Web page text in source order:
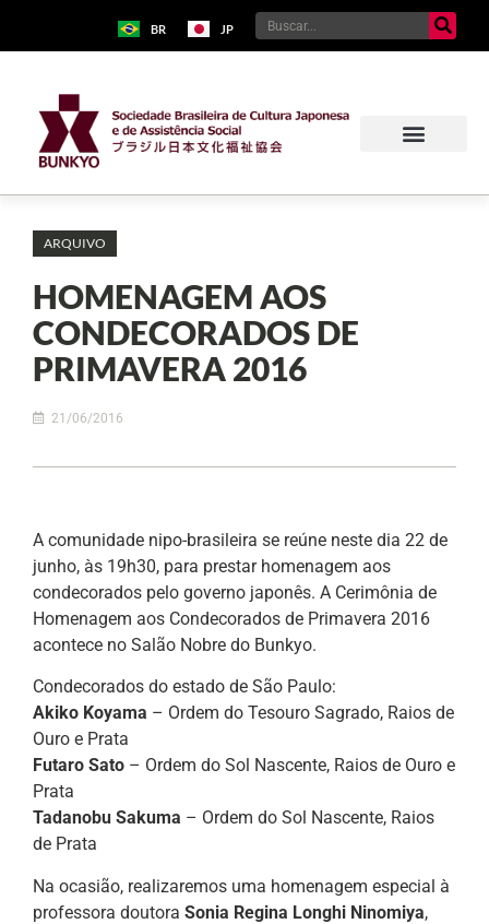
BR JP
ARQUIVO
HOMENAGEM AOS
CONDECORADOS DE
PRIMAVERA 2016
21/06/2016
A comunidade nipo-brasileira se reúne neste dia 22 de
junho, às 19h30, para prestar homenagem aos
condecorados pelo governo japonês. A Cerimônia de
Homenagem aos Condecorados de Primavera 2016
acontece no Salão Nobre do Bunkyo.
Condecorados do estado de São Paulo:
Akiko Koyama – Ordem do Tesouro Sagrado, Raios de
Ouro e Prata
Futaro Sato – Ordem do Sol Nascente, Raios de Ouro e
Prata
Tadanobu Sakuma – Ordem do Sol Nascente, Raios
de Prata
Na ocasião, realizaremos uma homenagem especial à
professora doutora Sonia Regina Longhi Ninomiya,